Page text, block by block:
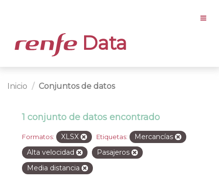
Data
Inicio Conjuntos de datos
1 conjunto de datos encontrado
Formatos: XLSX Etiquetas:
Mercancías
Alta velocidad
Pasajeros
Media distancia